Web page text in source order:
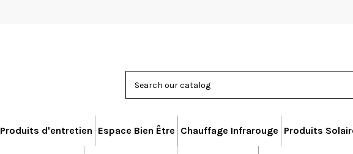
Produits d'entretien Espace Bien Être Chauffage Infrarouge Produits